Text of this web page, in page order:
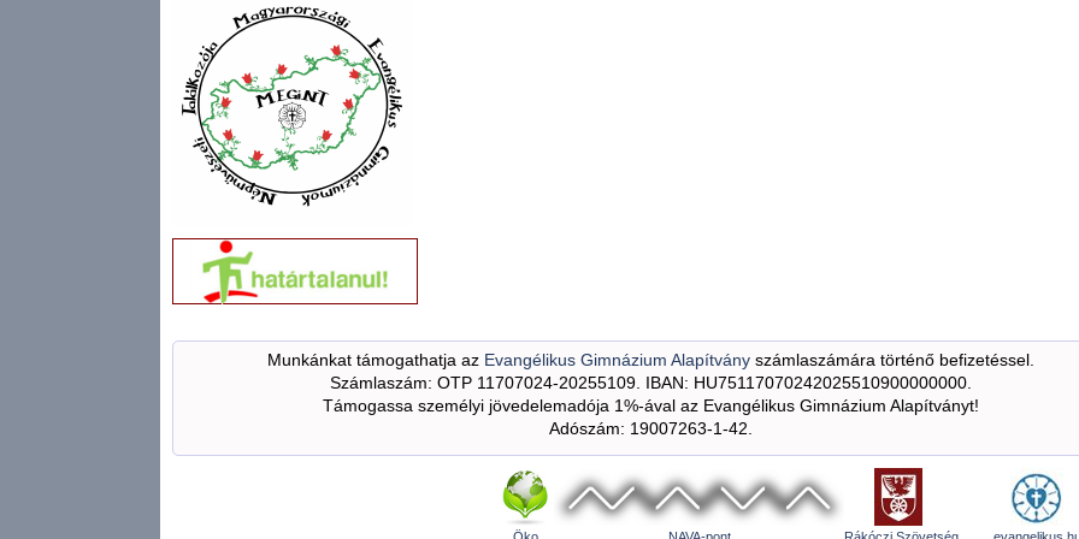
Munkánkat támogathatja az Evangélikus Gimnázium Alapítványszámlaszámára történő befizetéssel.
Számlaszám: OTP 11707024-20255109. IBAN: HU75117070242025510900000000.
Támogassa személyi jövedelemadója 1%-ával az Evangélikus Gimnázium Alapítványt!
Adószám: 19007263-1-42.